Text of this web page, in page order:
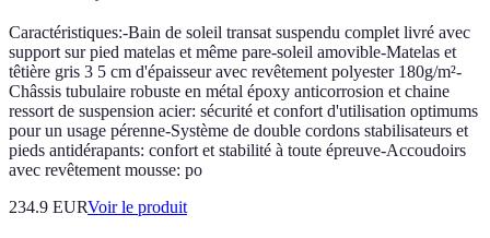
Caractéristiques:-Bain de soleil transat suspendu complet livré avec
support sur pied matelas et même pare-soleil amovible-Matelas et
têtière gris 3 5 cm d'épaisseur avec revêtement polyester 180g/m²-
Châssis tubulaire robuste en métal époxy anticorrosion et chaine
ressort de suspension acier: sécurité et confort d'utilisation optimums
pour un usage pérenne-Système de double cordons stabilisateurs et
pieds antidérapants: confort et stabilité à toute épreuve-Accoudoirs
avec revêtement mousse: po
234.9 EURVoir le produit